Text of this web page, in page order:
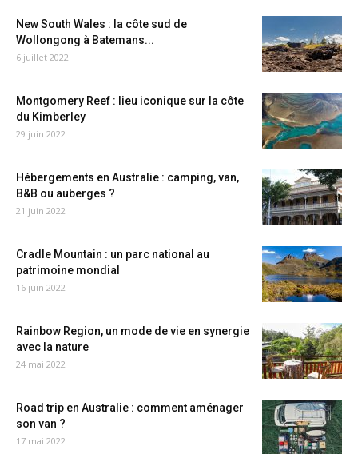
New South Wales : la côte sud de
Wollongong à Batemans...
6 juillet 2022
Montgomery Reef : lieu iconique sur la côte
du Kimberley
29 juin 2022
Hébergements en Australie : camping, van,
B&B ou auberges ?
21 juin 2022
Cradle Mountain : un parc national au
patrimoine mondial
16 juin 2022
Rainbow Region, un mode de vie en synergie
avec la nature
24 mai 2022
Road trip en Australie : comment aménager
son van ?
17 mai 2022